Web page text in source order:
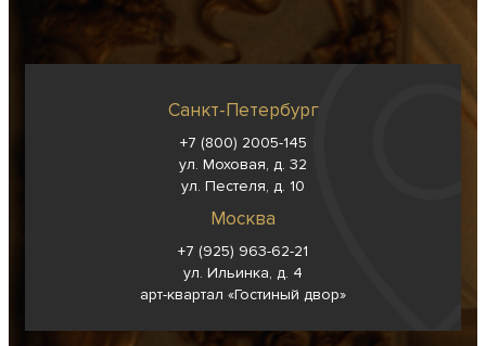
Санкт-Петербург
+7 (800) 2005-145
ул. Моховая, д. 32
ул. Пестеля, д. 10
Москва
+7 (925) 963-62-21
ул. Ильинка, д. 4
арт-квартал «Гостиный двор»